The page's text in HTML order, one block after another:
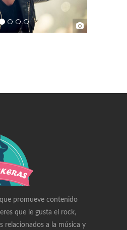
promueve contenido
que le gusta el rock,
relacionados a la música y
Watches Replica
Replica
Replica